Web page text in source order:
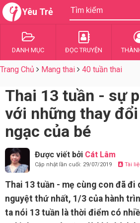
Yêu Trẻ
DANH MỤC ĐỌC TRUYỆN
Trang Chủ Mang thai 40 tuần thai
Thai 13 tuần - sự
với những thay
ngạc của bé
Được viết bởi Cát Lâm
Cập nhật lần cuối: 29/07/2019 Tài
Thai 13 tuần - mẹ cùng con đã đi
nguyệt thứ nhất, 1/3 của hành
ta nói 13 tuần là thời điểm có